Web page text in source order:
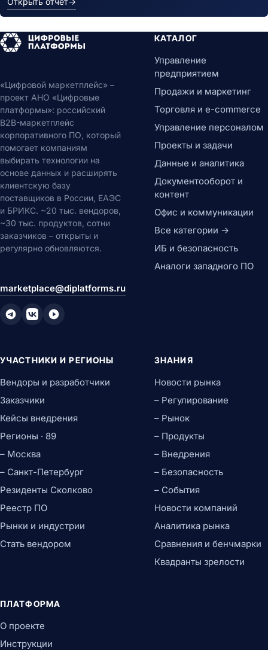
«Цифровой маркетплейс» –
проект АНО «Цифровые
платформы»: российский
B2B-маркетплейс
корпоративного ПО, который
помогает компаниям
выбирать технологии на
основе данных и расширять
клиентскую базу
поставщиков в России, ЕАЭС
и БРИКС. ~20 тыс. вендоров,
~30 тыс. продуктов, сотни
заказчиков – открыты и
регулярно обновляются.
marketplace@diplatforms.ru
КАТАЛОГ
Управление
предприятием
Продажи и маркетинг
Торговля и e-commerce
Управление персоналом
Проекты и задачи
Данные и аналитика
Документооборот и
контент
Офис и коммуникации
Все категории →
ИБ и безопасность
Аналоги западного ПО
УЧАСТНИКИ И РЕГИОНЫ
Вендоры и разработчики
Заказчики
Кейсы внедрения
Регионы · 89
– Москва
– Санкт-Петербург
Резиденты Сколково
Реестр ПО
Рынки и индустрии
Стать вендором
ЗНАНИЯ
Новости рынка
– Регулирование
– Рынок
– Продукты
– Внедрения
– Безопасность
– События
Новости компаний
Аналитика рынка
Сравнения и бенчмарки
Квадранты зрелости
ПЛАТФОРМА
О проекте
Инструкции